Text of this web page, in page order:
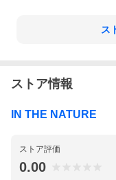
ス
ストア情報
IN THE NATURE
ストア評価
0.00